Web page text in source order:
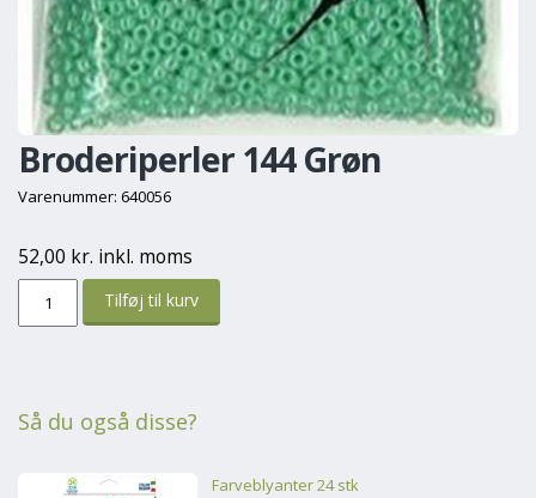
Broderiperler 144 Grøn
Varenummer: 640056
52,00 kr. inkl. moms
Så du også disse?
Farveblyanter 24 stk